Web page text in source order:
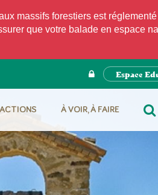
massifs forestiers est
que votre balade en espace
Espace
À VOIR, À FAIRE